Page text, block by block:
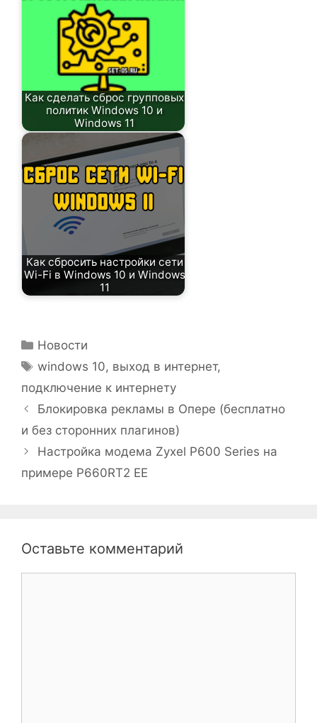
Как сделать сброс групповых
политик Windows 10 и
Windows 11
Как сбросить настройки сети
Wi-Fi в Windows 10 и Windows
11
Рубрики
Новости
Метки
windows 10, выход в интернет,
подключение к интернету
Блокировка рекламы в Опере (бесплатно
и без сторонних плагинов)
Настройка модема Zyxel P600 Series на
примере P660RT2 EE
Оставьте комментарий